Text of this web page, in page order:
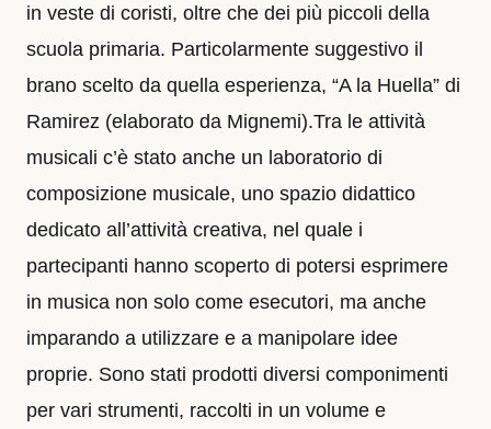
in veste di coristi, oltre che dei più piccoli della
scuola primaria. Particolarmente suggestivo il
brano scelto da quella esperienza, “A la Huella” di
Ramirez (elaborato da Mignemi).Tra le attività
musicali c’è stato anche un laboratorio di
composizione musicale, uno spazio didattico
dedicato all’attività creativa, nel quale i
partecipanti hanno scoperto di potersi esprimere
in musica non solo come esecutori, ma anche
imparando a utilizzare e a manipolare idee
proprie. Sono stati prodotti diversi componimenti
per vari strumenti, raccolti in un volume e